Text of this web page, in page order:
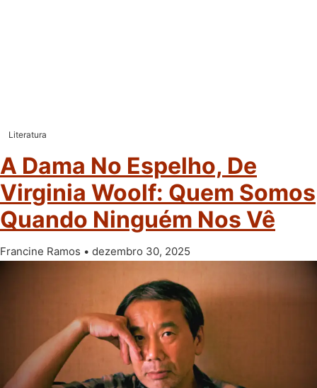
Literatura
A Dama No Espelho, De
Virginia Woolf: Quem Somos
Quando Ninguém Nos Vê
Francine Ramos dezembro 30, 2025